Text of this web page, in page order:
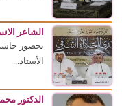
الشاعر
بحضور
الأستاذ...
الدكتور